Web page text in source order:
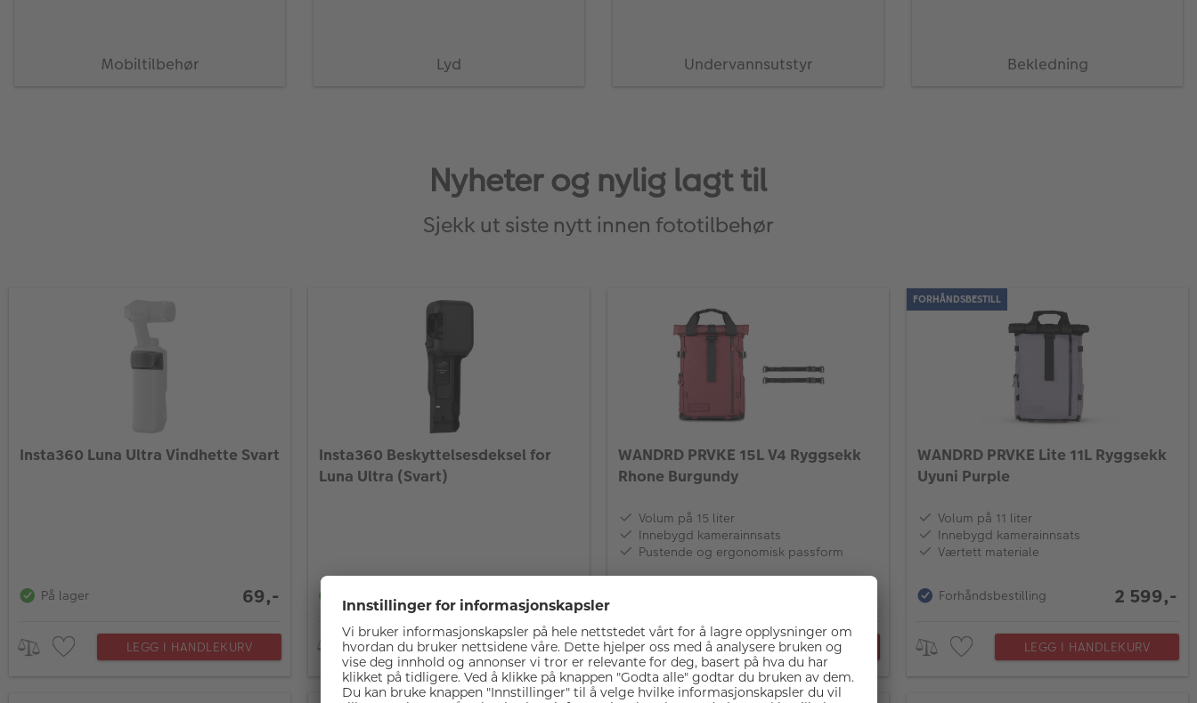
Mobiltilbehør Lyd Undervannsutstyr Bekledning
Nyheter og nylig lagt til
Sjekk ut siste nytt innen fototilbehør
Insta360 Luna Ultra Vindhette Svart
På lager 69,-
LEGG I HANDLEKURV
Insta360 Beskyttelsesdeksel for
Luna Ultra (Svart)
På lager 199,-
LEGG I HANDLEKURV
WANDRD PRVKE 15L V4 Ryggsekk
Rhone Burgundy
Volum på 15 liter
Innebygd kamerainnsats
Pustende og ergonomisk passform
LEGG I HANDLEKURV
FORHÅNDSBESTILL
WANDRD PRVKE Lite 11L Ryggsekk
Uyuni Purple
Volum på 11 liter
Innebygd kamerainnsats
Værtett materiale
Forhåndsbestilling 2 599,-
LEGG I HANDLEKURV